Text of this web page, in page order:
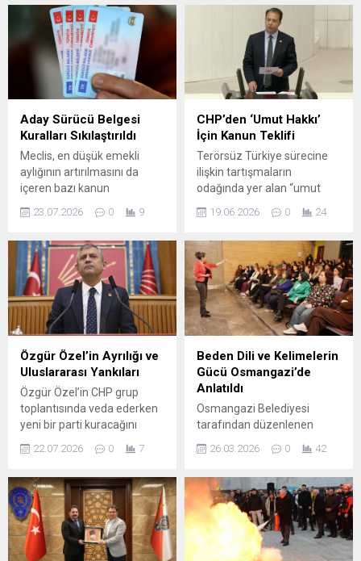
Aday Sürücü Belgesi
Kuralları Sıkılaştırıldı
Meclis, en düşük emekli
aylığının artırılmasını da
içeren bazı kanun
değişikliklerini kapsayan
teklifin ilk yedi maddesini
sürücü belgesi
uygulamalarında
düzenlemeler yaparak trafik
güvenliğini artırmak.
Değişiklikler arasında aday
sürücü uygulamasına ilişkin
yeni hükümler bulunuyor; ilk
defa belgesi verilenler ile
kazananlar, belgenin
verildiği tarihten...
23.07.2026 0 9
CHP’den ‘Umut Hakkı’
İçin Kanun Teklifi
Terörsüz Türkiye sürecine
ilişkin tartışmaların
odağında yer alan “umut
hakkı” konusu, CHP
cephesinden yeni bir kanun
taşındı. Kars Milletvekili İnan
Akgün Alp, Meclis Genel
Kurulu’nda yaptığı
konuşmada, bu alanda
düzenleme yapılmasının
gerekliliğini vurguladı. Alp,
AİHM içtihatlarının
ülkemizde bazı
ağırlaştırılmış müebbet
tahliye imkânı
bulunmamasını Avrupa...
19.06.2026 0 24
Özgür Özel’in Ayrılığı ve
Uluslararası Yankıları
Özgür Özel’in CHP grup
toplantısında veda ederken
yeni bir parti kuracağını
uluslararası medyanın odağı
Reuters, Bloomberg,
Associated Press, AFP ve
Die Welt gibi önde gelen
kuruluşlar gelişmeyi
kapsamlı şekilde aktardı.
22.07.2026 0 7
Beden Dili ve Kelimelerin
Gücü Osmangazi’de
Anlatıldı
Osmangazi Belediyesi
tarafından düzenlenen
Atölyesi”nde,
beyinde salgılanan
kimyasalların duygu,
davranış ve düşünceler
üzerindeki güçlü etkileri
anlatıldı. Atölyede, insan
26.03.2026 0 42